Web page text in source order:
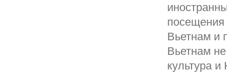
посещения
Вьетнам и
Вьетнам
культура